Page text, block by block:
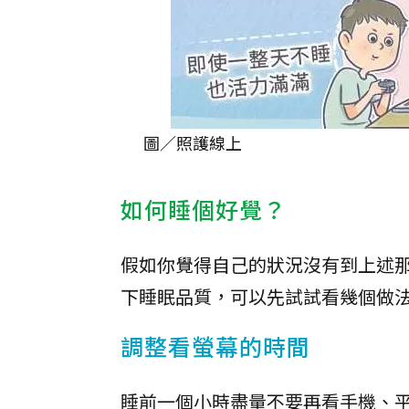
圖／照護線上
如何睡個好覺？
假如你覺得自己的狀況沒有到上述
下睡眠品質，可以先試試看幾個做
調整看螢幕的時間
睡前一個小時盡量不要再看手機、